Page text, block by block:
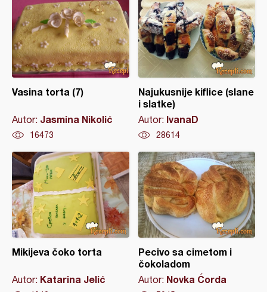
Vasina torta (7)
Autor: Jasmina Nikolić
16473
Najukusnije kiflice (slane
i slatke)
Autor: IvanaD
28614
Mikijeva čoko torta
Autor: Katarina Jelić
Pecivo sa cimetom i
čokoladom
Autor: Novka Ćorda